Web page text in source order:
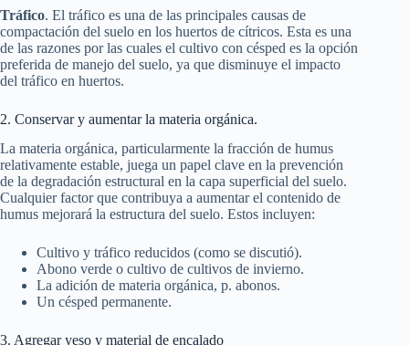
Tráfico. El tráfico es una de las principales causas de
compactación del suelo en los huertos de cítricos. Esta es una
de las razones por las cuales el cultivo con césped es la opción
preferida de manejo del suelo, ya que disminuye el impacto
del tráfico en huertos.
2. Conservar y aumentar la materia orgánica.
La materia orgánica, particularmente la fracción de humus
relativamente estable, juega un papel clave en la prevención
de la degradación estructural en la capa superficial del suelo.
Cualquier factor que contribuya a aumentar el contenido de
humus mejorará la estructura del suelo. Estos incluyen:
Cultivo y tráfico reducidos (como se discutió).
Abono verde o cultivo de cultivos de invierno.
La adición de materia orgánica, p. abonos.
Un césped permanente.
3. Agregar yeso y material de encalado